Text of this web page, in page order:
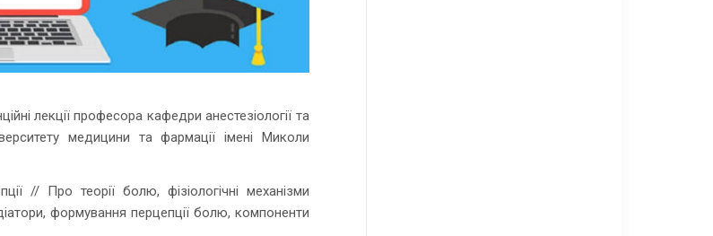
лекції професора кафедри анестезіології та
медицини та фармації імені Миколи
// Про теорії болю, фізіологічні механізми
формування перцепції болю, компоненти